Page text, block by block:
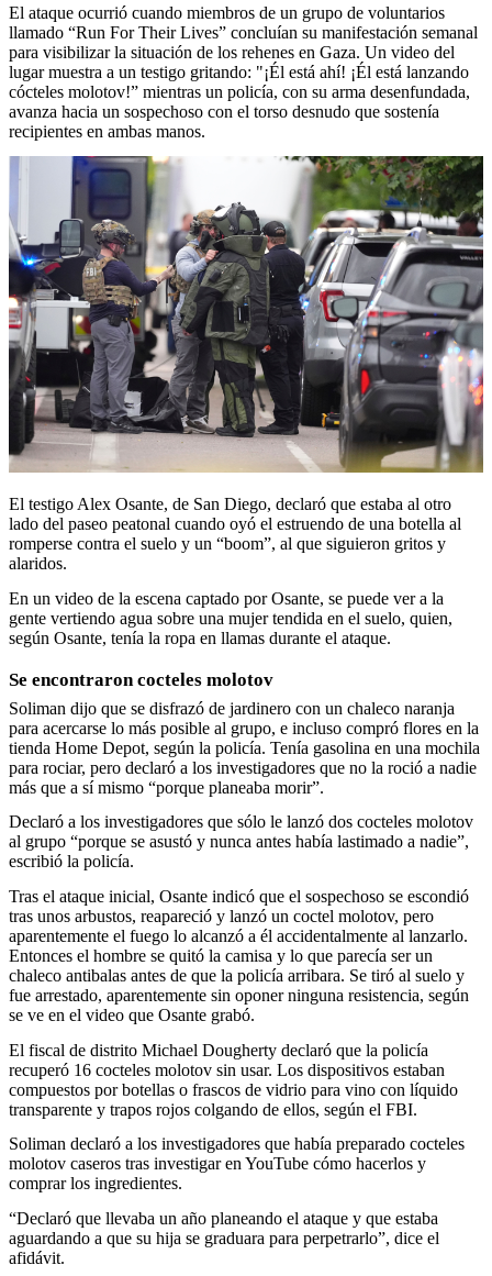
El ataque ocurrió cuando miembros de un grupo de voluntarios
llamado “Run For Their Lives” concluían su manifestación semanal
para visibilizar la situación de los rehenes en Gaza. Un video del
lugar muestra a un testigo gritando: "¡Él está ahí! ¡Él está lanzando
cócteles molotov!” mientras un policía, con su arma desenfundada,
avanza hacia un sospechoso con el torso desnudo que sostenía
recipientes en ambas manos.
El testigo Alex Osante, de San Diego, declaró que estaba al otro
lado del paseo peatonal cuando oyó el estruendo de una botella al
romperse contra el suelo y un “boom”, al que siguieron gritos y
alaridos.
En un video de la escena captado por Osante, se puede ver a la
gente vertiendo agua sobre una mujer tendida en el suelo, quien,
según Osante, tenía la ropa en llamas durante el ataque.
Se encontraron cocteles molotov
Soliman dijo que se disfrazó de jardinero con un chaleco naranja
para acercarse lo más posible al grupo, e incluso compró flores en la
tienda Home Depot, según la policía. Tenía gasolina en una mochila
para rociar, pero declaró a los investigadores que no la roció a nadie
más que a sí mismo “porque planeaba morir”.
Declaró a los investigadores que sólo le lanzó dos cocteles molotov
al grupo “porque se asustó y nunca antes había lastimado a nadie”,
escribió la policía.
Tras el ataque inicial, Osante indicó que el sospechoso se escondió
tras unos arbustos, reapareció y lanzó un coctel molotov, pero
aparentemente el fuego lo alcanzó a él accidentalmente al lanzarlo.
Entonces el hombre se quitó la camisa y lo que parecía ser un
chaleco antibalas antes de que la policía arribara. Se tiró al suelo y
fue arrestado, aparentemente sin oponer ninguna resistencia, según
se ve en el video que Osante grabó.
El fiscal de distrito Michael Dougherty declaró que la policía
recuperó 16 cocteles molotov sin usar. Los dispositivos estaban
compuestos por botellas o frascos de vidrio para vino con líquido
transparente y trapos rojos colgando de ellos, según el FBI.
Soliman declaró a los investigadores que había preparado cocteles
molotov caseros tras investigar en YouTube cómo hacerlos y
comprar los ingredientes.
“Declaró que llevaba un año planeando el ataque y que estaba
aguardando a que su hija se graduara para perpetrarlo”, dice el
afidávit.